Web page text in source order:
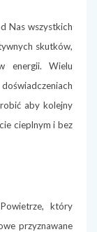
Nas wszystkich
skutków,
energii. Wielu
aby kolejny
cieplnym i bez
który
przyznawane